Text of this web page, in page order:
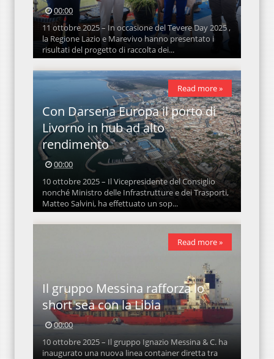
00:00
11 ottobre 2025 – In occasione del Tevere Day 2025 ,
la Regione Lazio e Marevivo hanno presentato i
risultati del progetto di raccolta dei...
Con Darsena Europa il porto di
Livorno in hub ad alto
rendimento
00:00
10 ottobre 2025 – Il Vicepresidente del Consiglio
nonché Ministro delle Infrastrutture e dei Trasporti,
Matteo Salvini, ha effettuato un sop...
Read more »
Il gruppo Messina rafforza lo
short sea con la Libia
00:00
10 ottobre 2025 – Il gruppo Ignazio Messina & C. ha
inaugurato una nuova linea container diretta tra
Read more »